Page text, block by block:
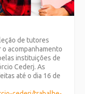
de tutores
acompanhamento
instituições de
Cederj. As
até o dia 16 de